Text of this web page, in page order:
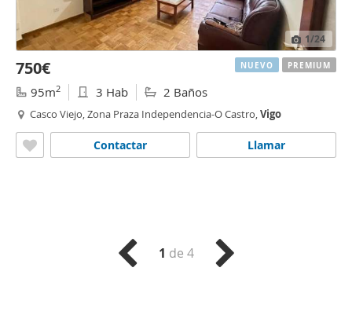
1/24
750€
95m2 3 Hab 2 Baños
Casco Viejo, Zona Praza Independencia-O Castro,Vigo
Llamar
Contactar
NUEVO PREMIUM
1 de 4